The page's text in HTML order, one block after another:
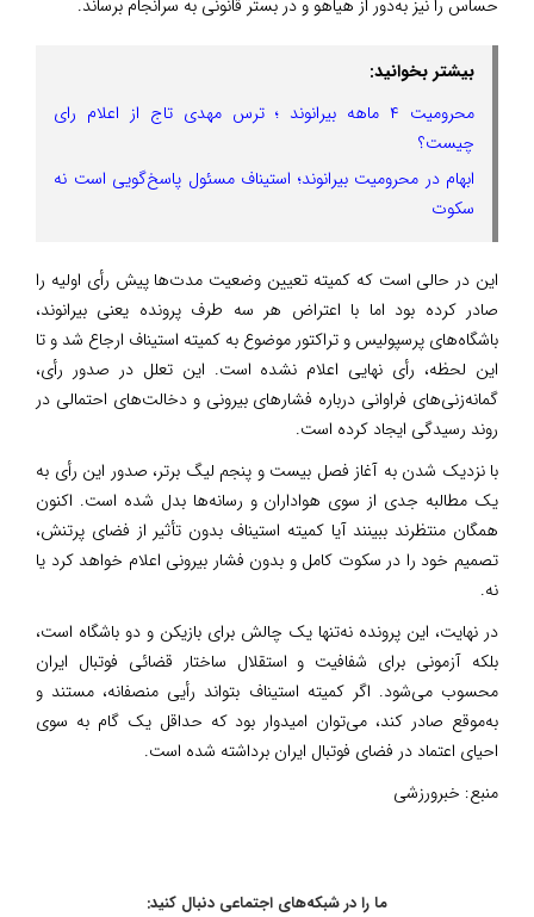
حساس را نیز به‌دور از هیاهو و در بستر قانونی به سرانجام برساند.
بیشتر بخوانید:
محرومیت ۴ ماهه بیرانوند ؛ ترس مهدی تاج از اعلام رای
چیست؟
ابهام در محرومیت بیرانوند؛ استیناف مسئول پاسخ‌گویی است نه
سکوت
این در حالی است که کمیته تعیین وضعیت مدت‌ها پیش رأی اولیه را
صادر کرده بود اما با اعتراض هر سه طرف پرونده یعنی بیرانوند،
باشگاه‌های پرسپولیس و تراکتور موضوع به کمیته استیناف ارجاع شد و تا
این لحظه، رأی نهایی اعلام نشده است. این تعلل در صدور رأی،
گمانه‌زنی‌های فراوانی درباره فشارهای بیرونی و دخالت‌های احتمالی در
روند رسیدگی ایجاد کرده است.
با نزدیک شدن به آغاز فصل بیست و پنجم لیگ برتر، صدور این رأی به
یک مطالبه جدی از سوی هواداران و رسانه‌ها بدل شده است. اکنون
همگان منتظرند ببینند آیا کمیته استیناف بدون تأثیر از فضای پرتنش،
تصمیم خود را در سکوت کامل و بدون فشار بیرونی اعلام خواهد کرد یا
نه.
در نهایت، این پرونده نه‌تنها یک چالش برای بازیکن و دو باشگاه است،
بلکه آزمونی برای شفافیت و استقلال ساختار قضائی فوتبال ایران
محسوب می‌شود. اگر کمیته استیناف بتواند رأیی منصفانه، مستند و
به‌موقع صادر کند، می‌توان امیدوار بود که حداقل یک گام به سوی
احیای اعتماد در فضای فوتبال ایران برداشته شده است.
منبع: خبرورزشی
ما را در شبکه‌های اجتماعی دنبال کنید: